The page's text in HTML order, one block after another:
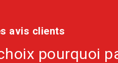
avis clients
pourquoi